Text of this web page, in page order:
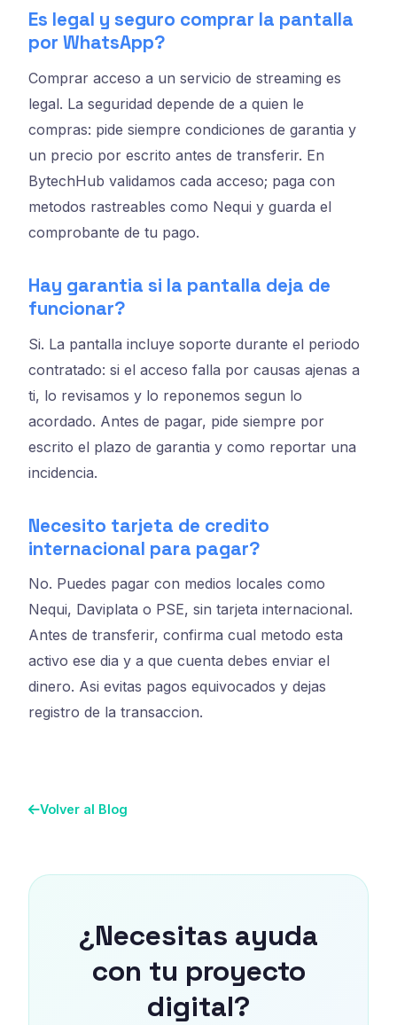
Es legal y seguro comprar la pantalla
por WhatsApp?
Comprar acceso a un servicio de streaming es
legal. La seguridad depende de a quien le
compras: pide siempre condiciones de garantia y
un precio por escrito antes de transferir. En
BytechHub validamos cada acceso; paga con
metodos rastreables como Nequi y guarda el
comprobante de tu pago.
Hay garantia si la pantalla deja de
funcionar?
Si. La pantalla incluye soporte durante el periodo
contratado: si el acceso falla por causas ajenas a
ti, lo revisamos y lo reponemos segun lo
acordado. Antes de pagar, pide siempre por
escrito el plazo de garantia y como reportar una
incidencia.
Necesito tarjeta de credito
internacional para pagar?
No. Puedes pagar con medios locales como
Nequi, Daviplata o PSE, sin tarjeta internacional.
Antes de transferir, confirma cual metodo esta
activo ese dia y a que cuenta debes enviar el
dinero. Asi evitas pagos equivocados y dejas
registro de la transaccion.
Volver al Blog
¿Necesitas ayuda
con tu proyecto
digital?